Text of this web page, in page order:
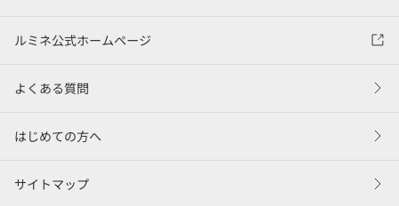
ルミネ公式ホームページ
よくある質問
はじめての方へ
サイトマップ